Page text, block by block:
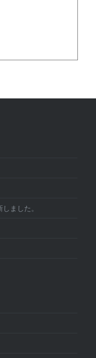
ました。